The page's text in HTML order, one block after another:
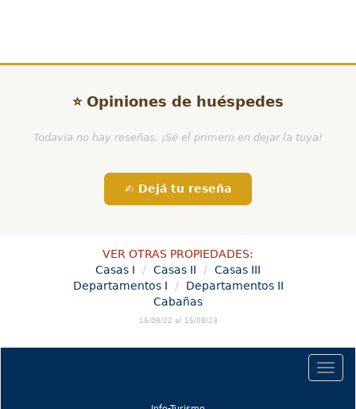
⭐ Opiniones de huéspedes
Todavía no hay reseñas. ¡Sé el primero en dejar la tuya!
✍️ Dejá tu reseña
VER OTRAS PROPIEDADES:
Casas I
Casas II
Casas III
Departamentos I
Departamentos II
Cabañas
15/08/22 al 15/08/23